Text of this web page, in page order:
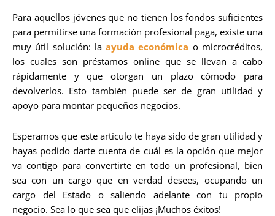
Para aquellos jóvenes que no tienen los fondos suficientes
para permitirse una formación profesional paga, existe una
muy útil solución: laayuda económica o microcréditos,
los cuales son préstamos online que se llevan a cabo
rápidamente y que otorgan un plazo cómodo para
devolverlos. Esto también puede ser de gran utilidad y
apoyo para montar pequeños negocios.
Esperamos que este artículo te haya sido de gran utilidad y
hayas podido darte cuenta de cuál es la opción que mejor
va contigo para convertirte en todo un profesional, bien
sea con un cargo que en verdad desees, ocupando un
cargo del Estado o saliendo adelante con tu propio
negocio. Sea lo que sea que elijas ¡Muchos éxitos!